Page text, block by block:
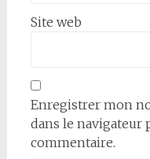
Site web
Enregistrer mon
dans le navigateur
commentaire.